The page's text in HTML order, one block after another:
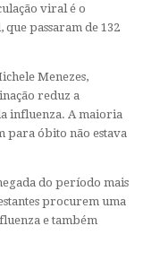
viral é o
passaram de 132
Menezes,
reduz a
influenza. A maioria
para óbito não estava
do período mais
procurem uma
e também